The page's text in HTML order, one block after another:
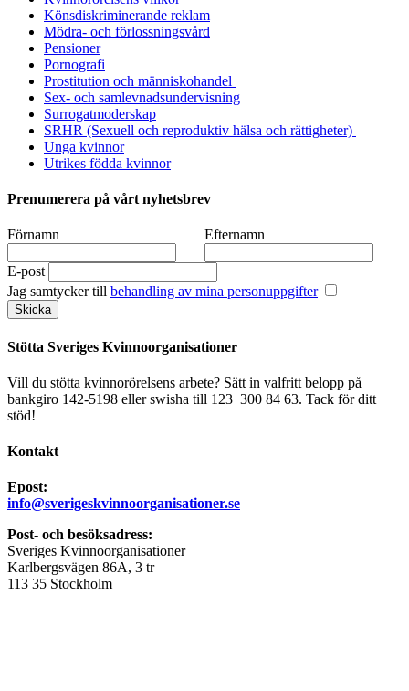
Könsdiskriminerande reklam
Mödra- och förlossningsvård
Pensioner
Pornografi
Prostitution och människohandel
Sex- och samlevnadsundervisning
Surrogatmoderskap
SRHR (Sexuell och reproduktiv hälsa och rättigheter)
Unga kvinnor
Utrikes födda kvinnor
Prenumerera på vårt nyhetsbrev
Förnamn Efternamn
E-post
Jag samtycker till behandling av mina personuppgifter
Stötta Sveriges Kvinnoorganisationer
Vill du stötta kvinnorörelsens arbete? Sätt in valfritt belopp på
bankgiro 142-5198 eller swisha till 123 300 84 63. Tack för ditt
stöd!
Kontakt
Epost:
info@sverigeskvinnoorganisationer.se
Post- och besöksadress:
Sveriges Kvinnoorganisationer
Karlbergsvägen 86A, 3 tr
113 35 Stockholm